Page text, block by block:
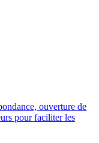
ouverture de
pour faciliter les